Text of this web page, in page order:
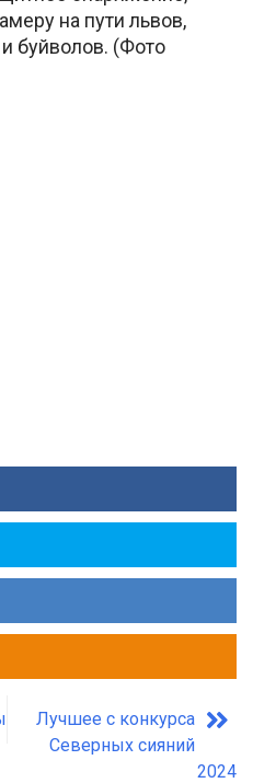
на пути львов,
буйволов. (Фото
Лучшее с конкурса
Северных сияний
2024